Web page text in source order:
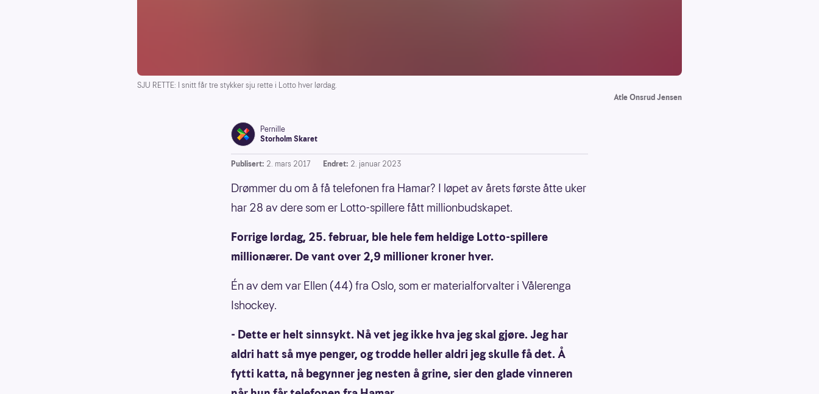
SJU RETTE: I snitt får tre stykker sju rette i Lotto hver lørdag.
Atle Onsrud Jensen
Pernille
Storholm Skaret
Publisert: 2. mars 2017 Endret: 2. januar 2023
Drømmer du om å få telefonen fra Hamar? I løpet av årets første åtte uker
har 28 av dere som er Lotto-spillere fått millionbudskapet.
Forrige lørdag, 25. februar, ble hele fem heldige Lotto-spillere
millionærer. De vant over 2,9 millioner kroner hver.
Én av dem var Ellen (44) fra Oslo, som er materialforvalter i Vålerenga
Ishockey.
- Dette er helt sinnsykt. Nå vet jeg ikke hva jeg skal gjøre. Jeg har
aldri hatt så mye penger, og trodde heller aldri jeg skulle få det. Å
fytti katta, nå begynner jeg nesten å grine, sier den glade vinneren